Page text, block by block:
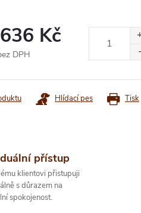
Kč
DPH
Tisk
Hlídací pes
přístup
klientovi přistupuji
s důrazem na
spokojenost.